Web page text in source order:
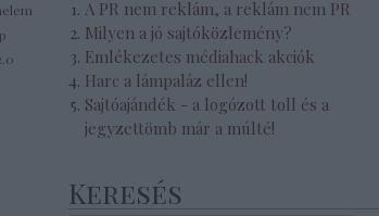
A PR nem reklám, a reklám nem PR
Milyen a jó sajtóközlemény?
Emlékezetes médiahack akciók
Harc a lámpaláz ellen!
Sajtóajándék - a logózott toll és a
jegyzettömb már a múlté!
Keresés